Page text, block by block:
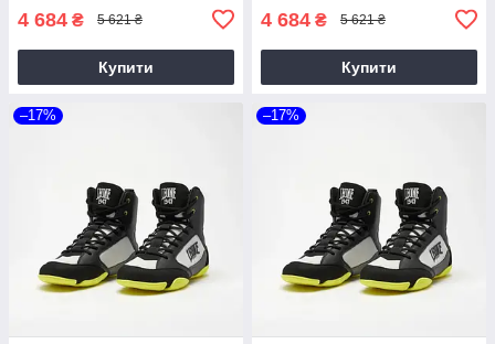
4 684 ₴ 5 621 ₴
Купити
4 684 ₴ 5 621 ₴
Купити
–17% –17%